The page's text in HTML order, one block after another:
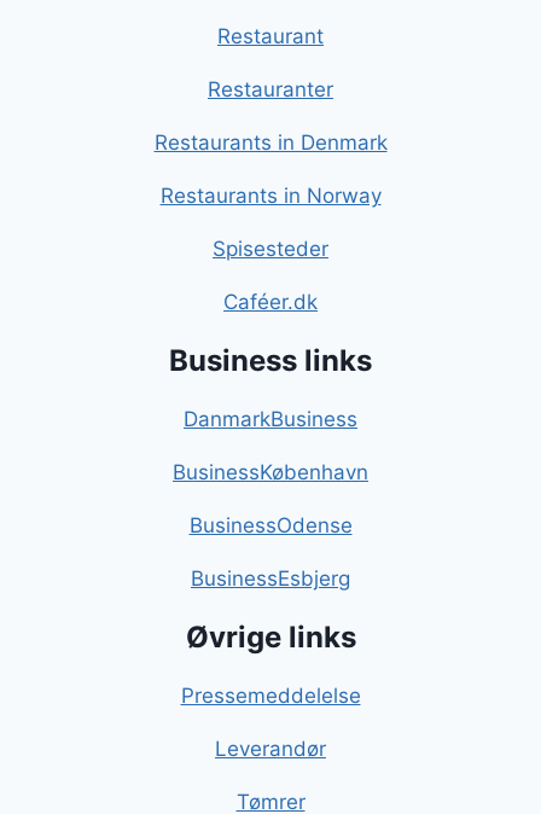
Restaurant
Restauranter
Restaurants in Denmark
Restaurants in Norway
Spisesteder
Caféer.dk
Business links
DanmarkBusiness
BusinessKøbenhavn
BusinessOdense
BusinessEsbjerg
Øvrige links
Pressemeddelelse
Leverandør
Tømrer